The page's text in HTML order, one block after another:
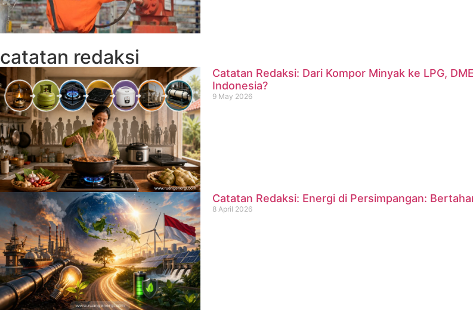
catatan redaksi
Catatan Redaksi: Dari Kompor Minyak ke LPG,
Indonesia?
9 May 2026
Catatan Redaksi: Energi di Persimpangan:
8 April 2026